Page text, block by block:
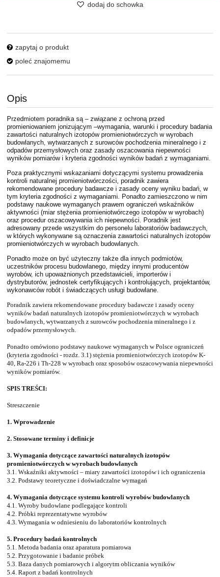
dodaj do schowka
zapytaj o produkt
poleć znajomemu
Opis
Przedmiotem poradnika są – związane z ochroną przed
promieniowaniem jonizującym –wymagania, warunki i procedury badania
zawartości naturalnych izotopów promieniotwórczych w wyrobach
budowlanych, wytwarzanych z surowców pochodzenia mineralnego i z
odpadów przemysłowych oraz zasady oszacowania niepewności
wyników pomiarów i kryteria zgodności wyników badań z wymaganiami.
Poza praktycznymi wskazaniami dotyczącymi systemu prowadzenia
kontroli naturalnej promieniotwórczości, poradnik zawiera
rekomendowane procedury badawcze i zasady oceny wyniku badań, w
tym kryteria zgodności z wymaganiami. Ponadto zamieszczono w nim
podstawy naukowe wymaganych prawem ograniczeń wskaźników
aktywności (miar stężenia promieniotwórczego izotopów w wyrobach)
oraz procedur oszacowywania ich niepewności. Poradnik jest
adresowany przede wszystkim do personelu laboratoriów badawczych,
w których wykonywane są oznaczenia zawartości naturalnych izotopów
promieniotwórczych w wyrobach budowlanych.
Ponadto może on być użyteczny także dla innych podmiotów,
uczestników procesu budowlanego, między innymi producentów
wyrobów, ich upoważnionych przedstawicieli, importerów i
dystrybutorów, jednostek certyfikujących i kontrolujących, projektantów,
wykonawców robót i świadczących usługi budowlane.
Poradnik zawiera rekomendowane procedury badawcze i zasady oceny
wyników badań naturalnych izotopów promieniotwórczych w wyrobach
budowlanych, wytwarzanych z surowców pochodzenia mineralnego i z
odpadów przemysłowych.
Ponadto omówiono podstawy naukowe wymaganych w Polsce ograniczeń
(kryteria zgodności - rozdz. 3.1) stężenia promieniotwórczych izotopów K-
40, Ra-226 i Th-228 w wyrobach oraz sposobów oszacowywania niepewności
wyników pomiarów.
SPIS TREŚCI:
Streszczenie
1. Wprowadzenie
2. Stosowane terminy i definicje
3. Wymagania dotyczące zawartości naturalnych izotopów
promieniotwórczych w wyrobach budowlanych
3.1. Wskaźniki aktywności – miary zawartości izotopów i ich ograniczenia
3.2. Podstawy teoretyczne i doświadczalne wymagań
4. Wymagania dotyczące systemu kontroli wyrobów budowlanych
4.1. Wyroby budowlane podlegające kontroli
4.2. Próbki reprezentatywne wyrobów
4.3. Wymagania w odniesieniu do laboratoriów kontrolnych
5. Procedury badań kontrolnych
5.1. Metoda badania oraz aparatura pomiarowa
5.2. Przygotowanie i badanie próbek
5.3. Baza danych pomiarowych i algorytm obliczania wyników
5.4. Raport z badań kontrolnych